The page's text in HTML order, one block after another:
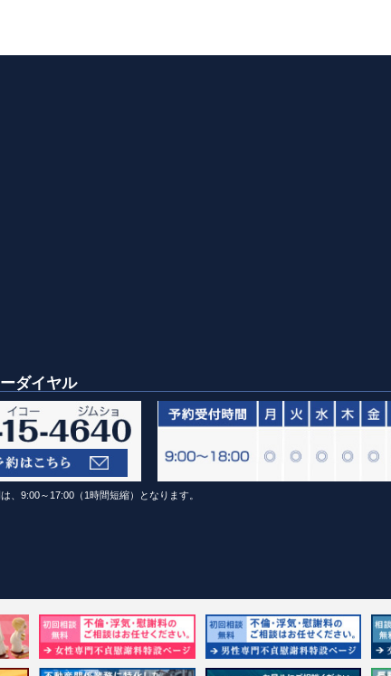
ダイヤル
、9:00～17:00（1時間短縮）となります。